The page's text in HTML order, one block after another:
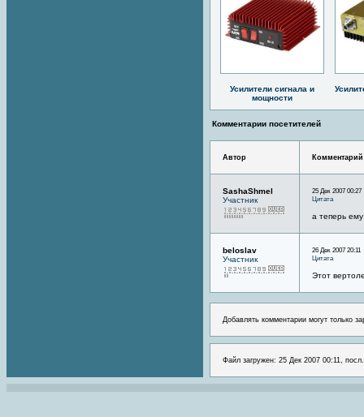
Усилители сигнала и
мощности
Комментарии посетителей
Автор Комментарий
SashaShmel
Участник
25 Дек 2007 00:27
Цитата
а теперь
beloslav
Участник
26 Дек 2007 20:11
Цитата
Этот
Добавлять комментарии могут только
Файл загружен: 25 Дек 2007 00:11,